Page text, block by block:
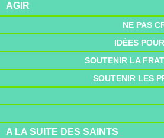
AGIR
NE PAS
IDÉES
SOUTENIR LA
SOUTENIR LES
A LA SUITE DES SAINTS